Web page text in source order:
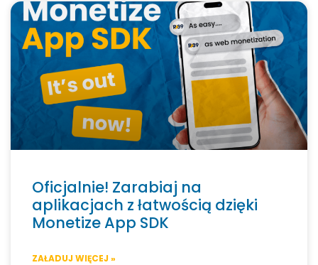
Oficjalnie! Zarabiaj na
aplikacjach z łatwością dzięki
Monetize App SDK
ZAŁADUJ WIĘCEJ »